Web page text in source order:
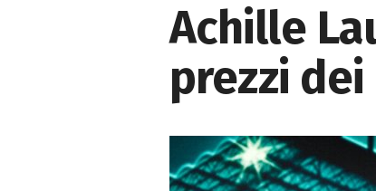
Achille
prezzi